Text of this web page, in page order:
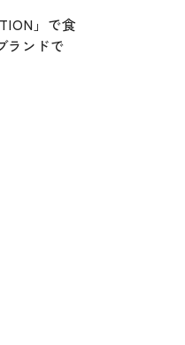
」で食
ランドで